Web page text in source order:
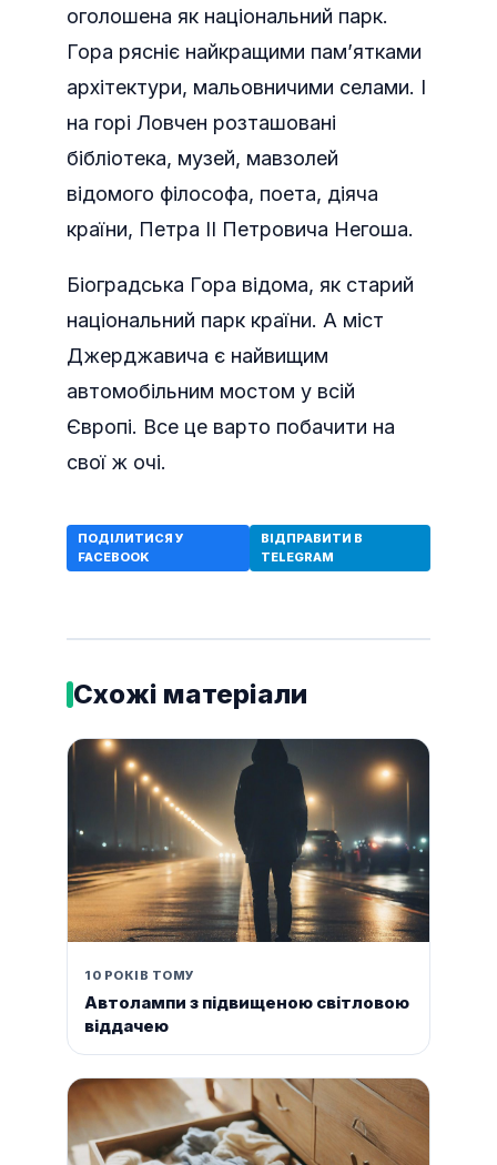
оголошена як національний парк.
Гора рясніє найкращими пам’ятками
архітектури, мальовничими селами. І
на горі Ловчен розташовані
бібліотека, музей, мавзолей
відомого філософа, поета, діяча
країни, Петра II Петровича Негоша.
Біоградська Гора відома, як старий
національний парк країни. А міст
Джерджавича є найвищим
автомобільним мостом у всій
Європі. Все це варто побачити на
свої ж очі.
ПОДІЛИТИСЯ У
FACEBOOK
ВІДПРАВИТИ В
TELEGRAM
Схожі матеріали
10 РОКІВ ТОМУ
Автолампи з підвищеною світловою
віддачею